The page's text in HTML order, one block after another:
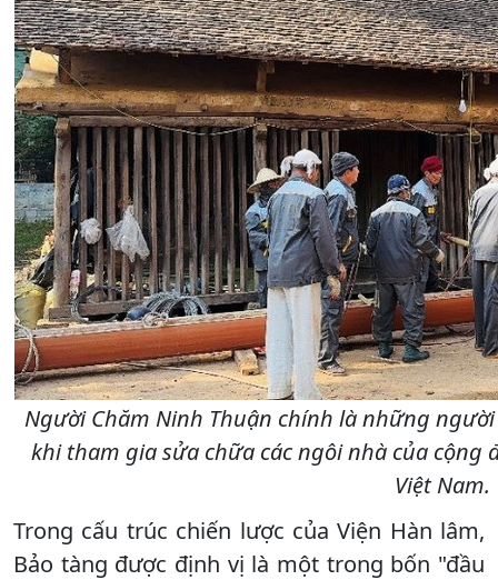
Người Chăm Ninh Thuận chính là những
khi tham gia sửa chữa các ngôi nhà của cộng
Việt Nam.
Trong cấu trúc chiến lược của Viện Hàn lâm,
Bảo tàng được định vị là một trong bốn "đầu